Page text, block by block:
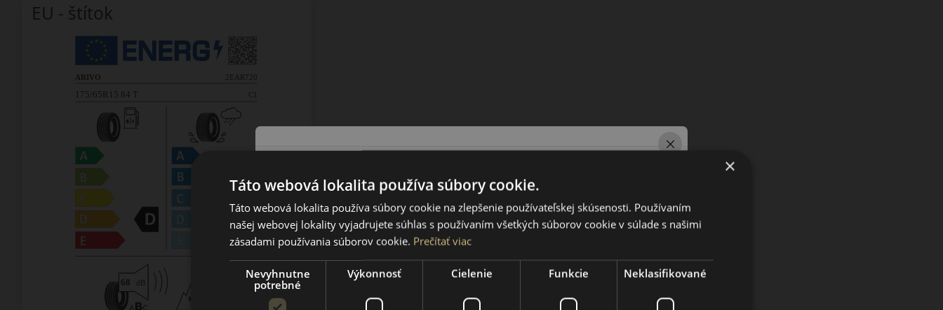
EU - štítok
×
Táto webová lokalita používa súbory cookie.
Táto webová lokalita používa súbory cookie na zlepšenie používateľskej skúsenosti. Používaním
našej webovej lokality vyjadrujete súhlas s používaním všetkých súborov cookie v súlade s našimi
zásadami používania súborov cookie. Prečítať viac
Nevyhnutne
potrebné
Výkonnosť Cielenie Funkcie Neklasifikované